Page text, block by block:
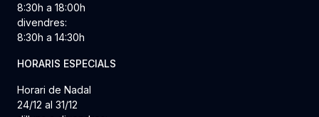
8:30h a 18:00h
divendres:
8:30h a 14:30h
HORARIS ESPECIALS
Horari de Nadal
24/12 al 31/12